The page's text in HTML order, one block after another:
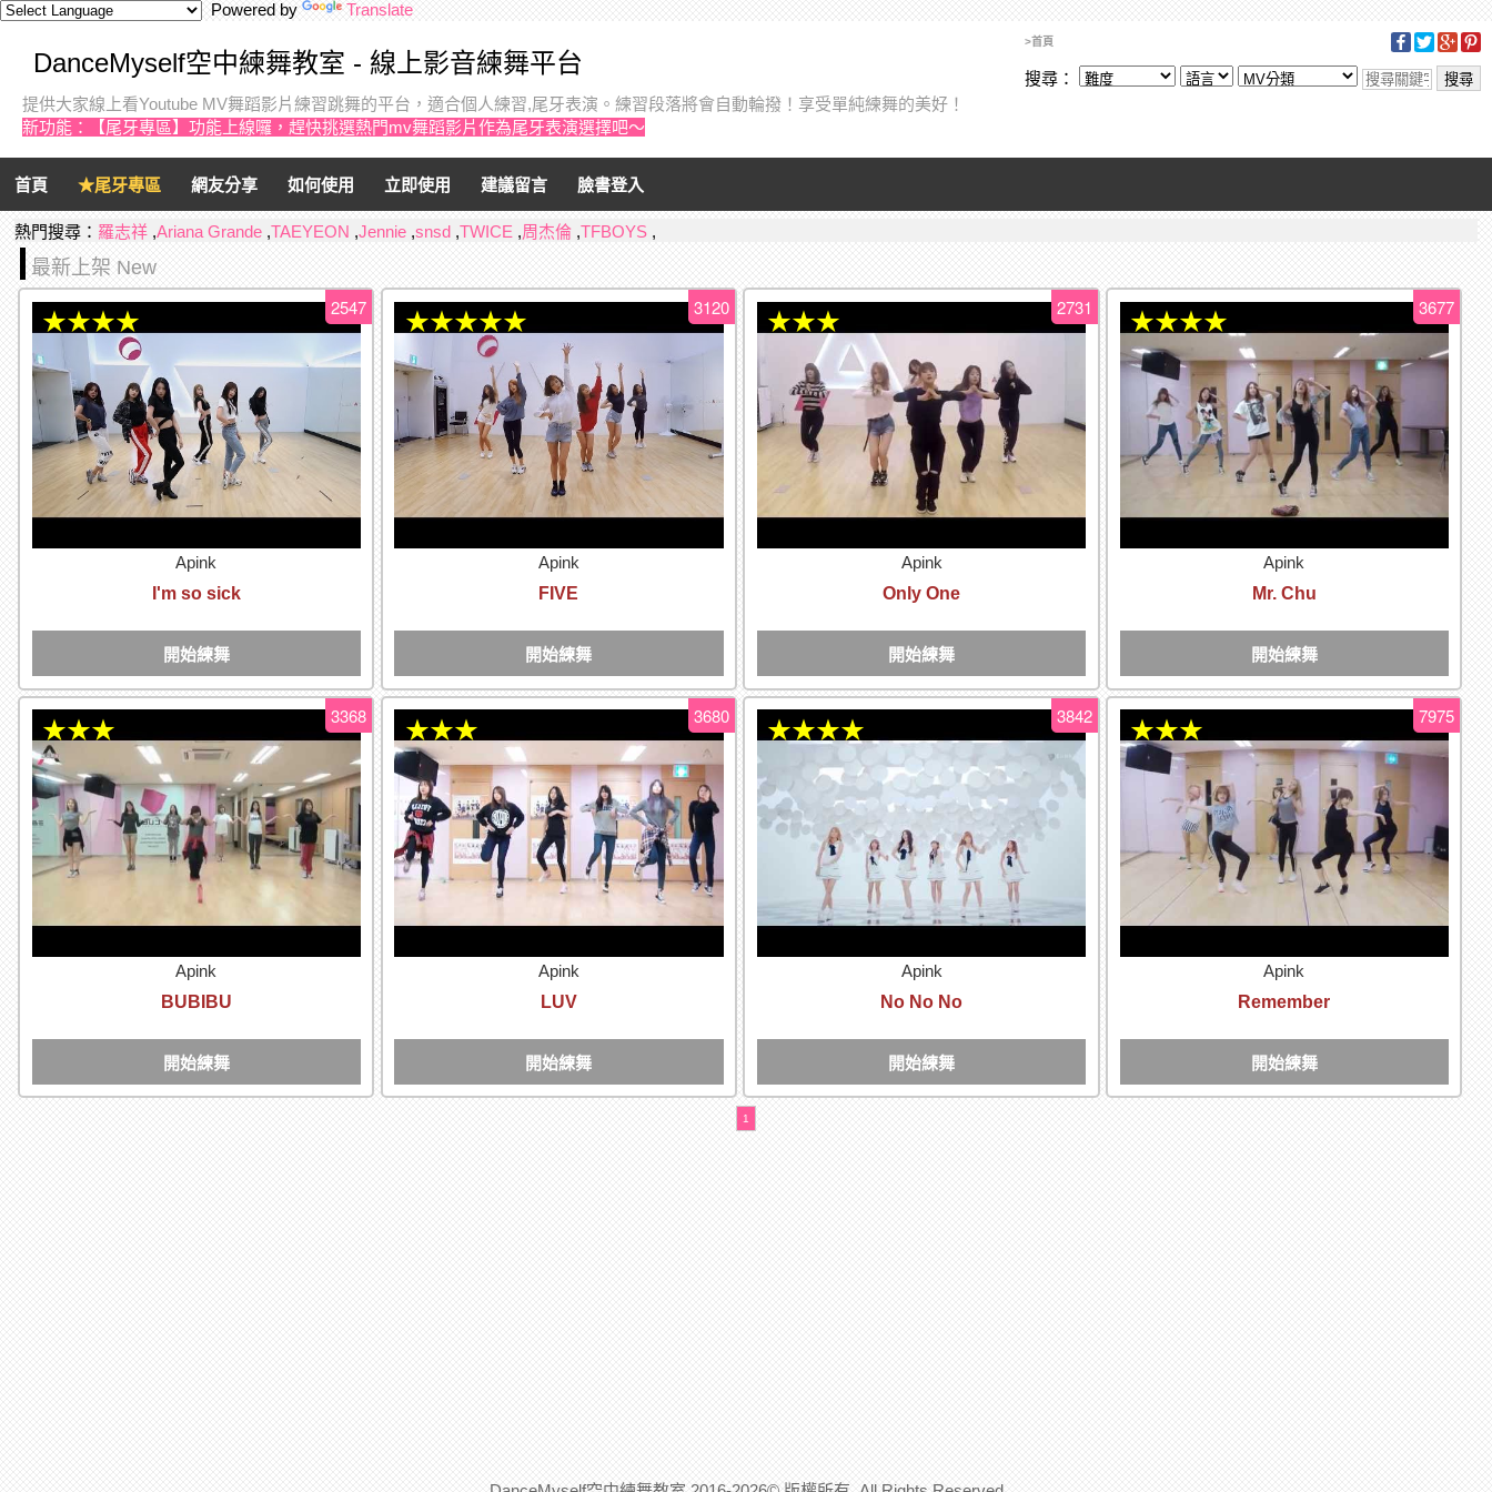
Powered by Translate
DanceMyself空中練舞教室 - 線上影音練舞平台
提供大家線上看Youtube MV舞蹈影片練習跳舞的平台，適合個人練習,尾牙表演。練習段落將會自動輪撥！享受單純練舞的美好！
新功能：【尾牙專區】功能上線囉，趕快挑選熱門mv舞蹈影片作為尾牙表演選擇吧～
>首頁
搜尋：
首頁 ★尾牙專區 網友分享 如何使用 立即使用 建議留言 臉書登入
熱門搜尋： 羅志祥 ,Ariana Grande ,TAEYEON ,Jennie ,snsd ,TWICE ,周杰倫 ,TFBOYS ,
最新上架 New
Apink
I'm so sick
開始練舞
2547
★★★★
Apink
FIVE
開始練舞
3120
★★★★★
Apink
Only One
開始練舞
2731
★★★
Apink
Mr. Chu
開始練舞
3677
★★★★
Apink
BUBIBU
開始練舞
3368
★★★
Apink
LUV
開始練舞
3680
★★★
Apink
No No No
開始練舞
3842
★★★★
Apink
Remember
開始練舞
7975
★★★
1